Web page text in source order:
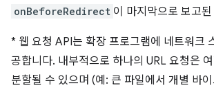
onBeforeRedirect 이 마지막으로 보고
* 웹 요청 API는 확장 프로그램에 네트워크
공합니다. 내부적으로 하나의 URL 요청은
분할될 수 있으며 (예: 큰 파일에서 개별 바